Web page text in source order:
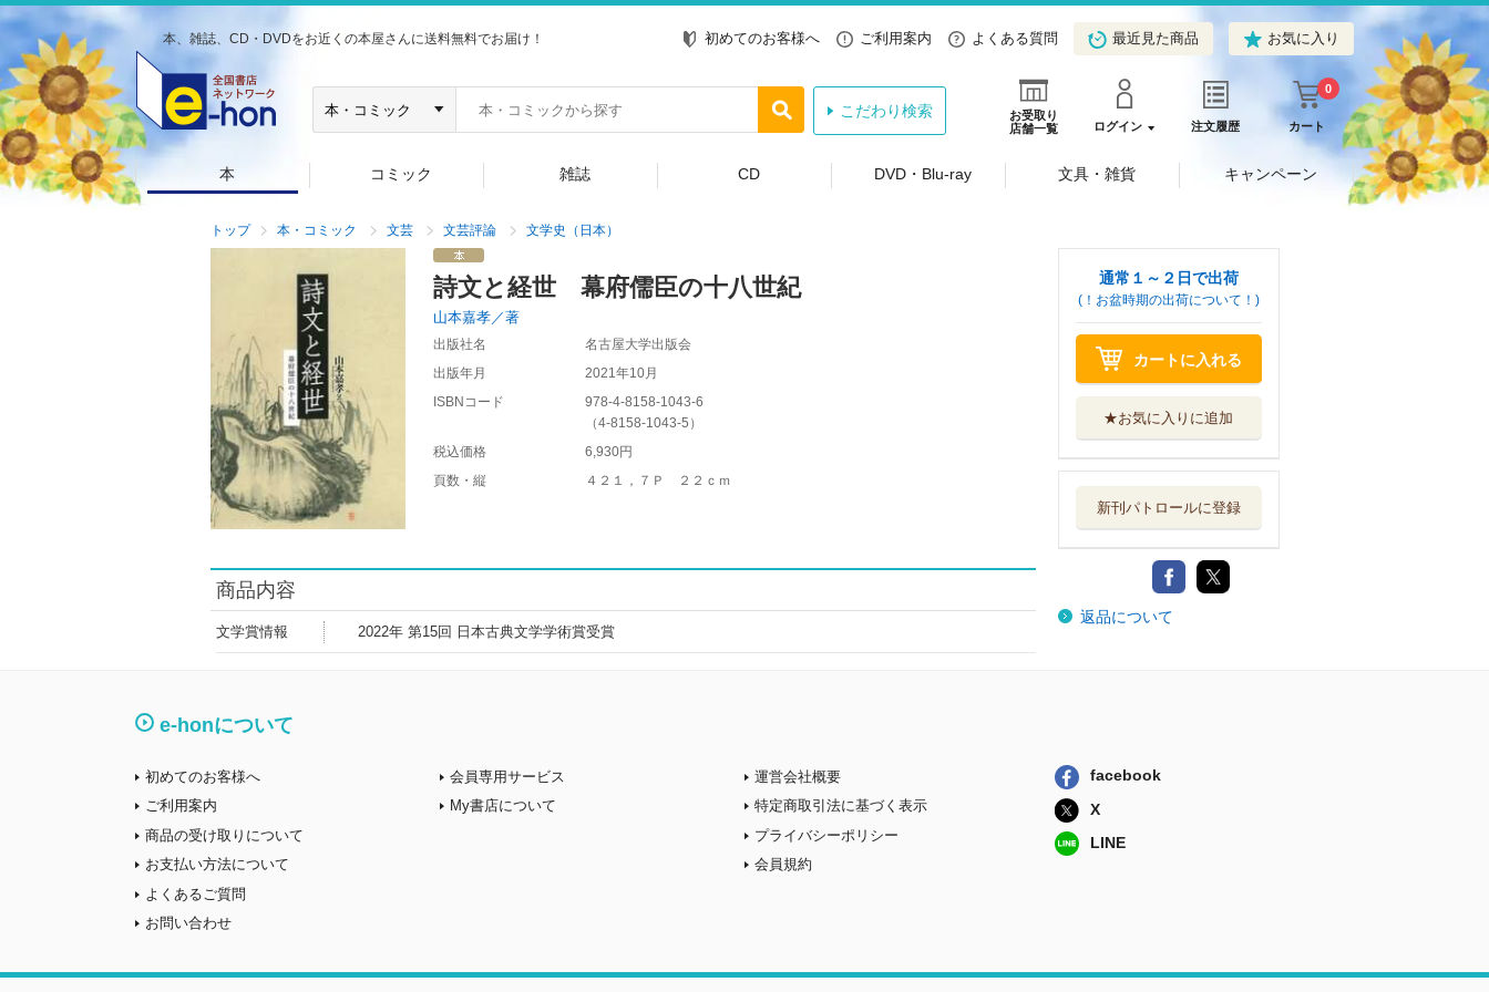
本、雑誌、CD・DVDをお近くの本屋さんに送料無料でお届け！ 初めてのお客様へ ご利用案内 よくある質問 最近見た商品 お気に入り
お受取り
店舗一覧
ログイン 注文履歴 カート
0
こだわり検索
本 コミック 雑誌 CD DVD・Blu-ray 文具・雑貨 キャンペーン
トップ 本・コミック 文芸 文芸評論 文学史（日本）
詩文と経世 幕府儒臣の十八世紀
山本嘉孝／著
出版社名
名古屋大学出版会
出版年月
2021年10月
ISBNコード
978-4-8158-1043-6
（4-8158-1043-5 ）
税込価格
6,930円
頁数・縦
４２１，７Ｐ ２２ｃｍ
商品内容
文学賞情報 2022年 第15回 日本古典文学学術賞受賞
通常１～２日で出荷
(！お盆時期の出荷について！)
カートに入れる
★お気に入りに追加
新刊パトロールに登録
返品について
e-honについて
初めてのお客様へ
ご利用案内
商品の受け取りについて
お支払い方法について
よくあるご質問
お問い合わせ
会員専用サービス
My書店について
運営会社概要
特定商取引法に基づく表示
プライバシーポリシー
会員規約
facebook
X
LINE